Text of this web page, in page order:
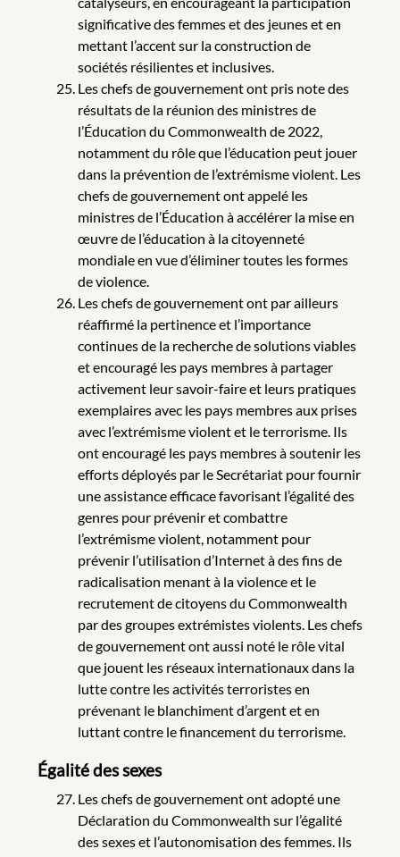
significative des femmes et des jeunes et en
mettant l’accent sur la construction de
sociétés résilientes et inclusives.
Les chefs de gouvernement ont pris note des
résultats de la réunion des ministres de
l’Éducation du Commonwealth de 2022,
notamment du rôle que l’éducation peut jouer
dans la prévention de l’extrémisme violent. Les
chefs de gouvernement ont appelé les
ministres de l’Éducation à accélérer la mise en
œuvre de l’éducation à la citoyenneté
mondiale en vue d’éliminer toutes les formes
de violence.
Les chefs de gouvernement ont par ailleurs
réaffirmé la pertinence et l’importance
continues de la recherche de solutions viables
et encouragé les pays membres à partager
activement leur savoir-faire et leurs pratiques
exemplaires avec les pays membres aux prises
avec l’extrémisme violent et le terrorisme. Ils
ont encouragé les pays membres à soutenir les
efforts déployés par le Secrétariat pour fournir
une assistance efficace favorisant l’égalité des
genres pour prévenir et combattre
l’extrémisme violent, notamment pour
prévenir l’utilisation d’Internet à des fins de
radicalisation menant à la violence et le
recrutement de citoyens du Commonwealth
par des groupes extrémistes violents. Les chefs
de gouvernement ont aussi noté le rôle vital
que jouent les réseaux internationaux dans la
lutte contre les activités terroristes en
prévenant le blanchiment d’argent et en
luttant contre le financement du terrorisme.
Égalité des sexes
Les chefs de gouvernement ont adopté une
Déclaration du Commonwealth sur l’égalité
des sexes et l’autonomisation des femmes. Ils